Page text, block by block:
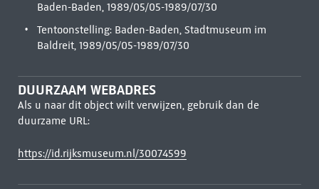
Baden-Baden, 1989/05/05-1989/07/30
Tentoonstelling: Baden-Baden, Stadtmuseum im
Baldreit, 1989/05/05-1989/07/30
DUURZAAM WEBADRES
Als u naar dit object wilt verwijzen, gebruik dan de
duurzame URL:
https://id.rijksmuseum.nl/30074599